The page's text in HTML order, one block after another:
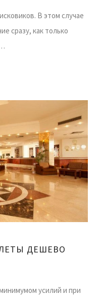
В этом случае
сразу, как только
ДЕШЕВО
усилий и при